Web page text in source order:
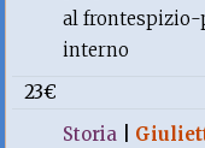
al
interno
23€
Storia